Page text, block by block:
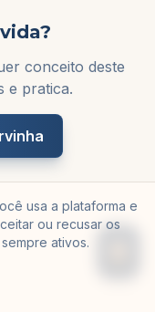
conceito deste
e pratica.
usa a plataforma e
ou recusar os
ativos.